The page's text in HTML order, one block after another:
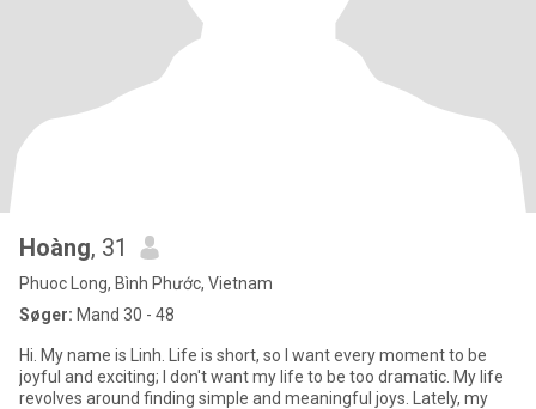
Hoàng, 31
Phuoc Long, Bình Phước, Vietnam
Søger: Mand 30 - 48
Hi. My name is Linh. Life is short, so I want every moment to be
joyful and exciting; I don't want my life to be too dramatic. My life
revolves around finding simple and meaningful joys. Lately, my